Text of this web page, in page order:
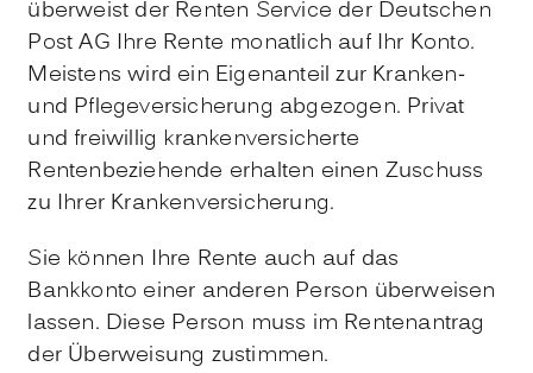
überweist der Renten Service der Deutschen
Post AG Ihre Rente monatlich auf Ihr Konto.
Meistens wird ein Eigenanteil zur Kranken-
und Pflegeversicherung abgezogen. Privat
und freiwillig krankenversicherte
Rentenbeziehende erhalten einen Zuschuss
zu Ihrer Krankenversicherung.
Sie können Ihre Rente auch auf das
Bankkonto einer anderen Person überweisen
lassen. Diese Person muss im Rentenantrag
der Überweisung zustimmen.